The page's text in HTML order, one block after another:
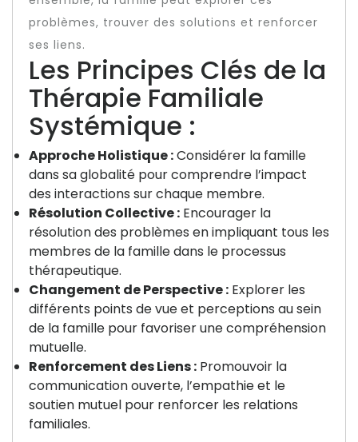
problèmes, trouver des solutions et renforcer
ses liens.
Les Principes Clés de la
Thérapie Familiale
Systémique :
Approche Holistique :Considérer la famille
dans sa globalité pour comprendre l’impact
des interactions sur chaque membre.
Résolution Collective : Encourager la
résolution des problèmes en impliquant tous les
membres de la famille dans le processus
thérapeutique.
Changement de Perspective : Explorer les
différents points de vue et perceptions au sein
de la famille pour favoriser une compréhension
mutuelle.
Renforcement des Liens : Promouvoir la
communication ouverte, l’empathie et le
soutien mutuel pour renforcer les relations
familiales.